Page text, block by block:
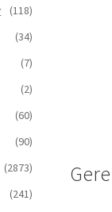
(118)
(34)
(7)
(2)
(60)
(90)
(2873)
(241)